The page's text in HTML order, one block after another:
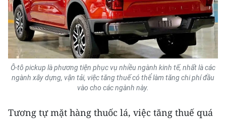
Ô-tô pickup là phương tiện phục vụ nhiều ngành kinh tế, nhất là các
ngành xây dựng, vận tải, việc tăng thuế có thể làm tăng chi phí đầu
vào cho các ngành này.
Tương tự mặt hàng thuốc lá, việc tăng thuế quá